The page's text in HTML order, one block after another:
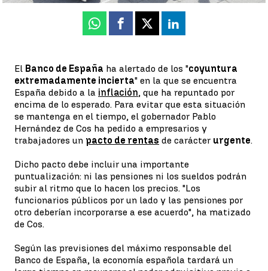
Whatsapp
Facebook
X Linkedin
El Banco de España ha alertado de los "coyuntura
extremadamente incierta" en la que se encuentra
España debido a la inflación, que ha repuntado por
encima de lo esperado. Para evitar que esta situación
se mantenga en el tiempo, el gobernador Pablo
Hernández de Cos ha pedido a empresarios y
trabajadores un pacto de rentas de carácter urgente.
Dicho pacto debe incluir una importante
puntualización: ni las pensiones ni los sueldos podrán
subir al ritmo que lo hacen los precios. "Los
funcionarios públicos por un lado y las pensiones por
otro deberían incorporarse a ese acuerdo", ha matizado
de Cos.
Según las previsiones del máximo responsable del
Banco de España, la economía española tardará un